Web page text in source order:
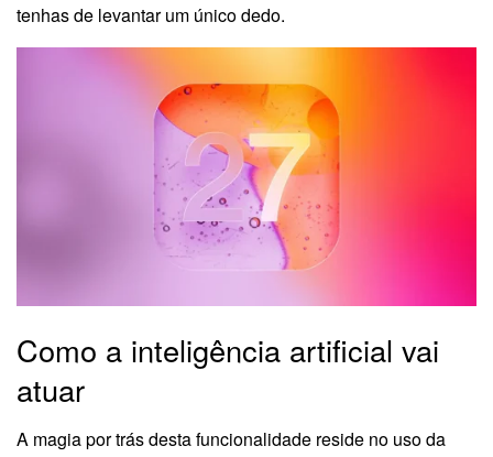
tenhas de levantar um único dedo.
Como a inteligência artificial vai
atuar
A magia por trás desta funcionalidade reside no uso da